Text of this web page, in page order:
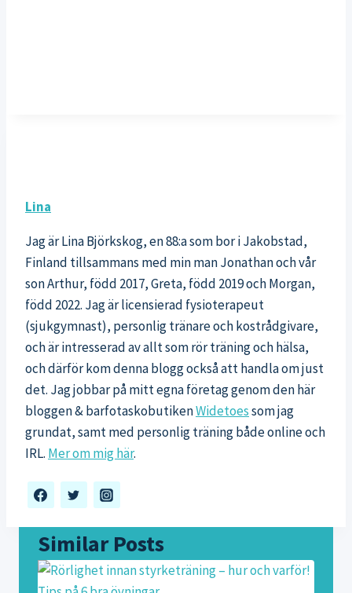
Lina
Jag är Lina Björkskog, en 88:a som bor i Jakobstad,
Finland tillsammans med min man Jonathan och vår
son Arthur, född 2017, Greta, född 2019 och Morgan,
född 2022. Jag är licensierad fysioterapeut
(sjukgymnast), personlig tränare och kostrådgivare,
och är intresserad av allt som rör träning och hälsa,
och därför kom denna blogg också att handla om just
det. Jag jobbar på mitt egna företag genom den här
bloggen & barfotaskobutikenWidetoessom jag
grundat, samt med personlig träning både online och
IRL. Mer om mig här.
Similar Posts